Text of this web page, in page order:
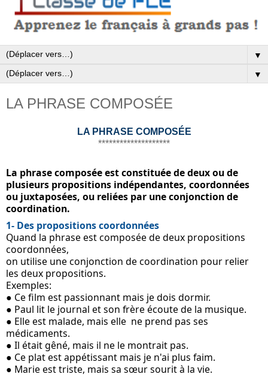
▼
▼
LA PHRASE COMPOSÉE
LA PHRASE COMPOSÉE
********************
La phrase composée est constituée de deux ou de
plusieurs propositions indépendantes, coordonnées
ou juxtaposées, ou reliées par une conjonction de
coordination.
1- Des propositions coordonnées
Quand la phrase est composée de deux propositions
coordonnées,
on utilise une conjonction de coordination pour relier
les deux propositions.
Exemples:
● Ce film est passionnant mais je dois dormir.
● Paul lit le journal et son frère écoute de la musique.
● Elle est malade, mais elle  ne prend pas ses
médicaments.
● Il était gêné, mais il ne le montrait pas.
● Ce plat est appétissant mais je n'ai plus faim.
● Marie est triste, mais sa sœur sourit à la vie.